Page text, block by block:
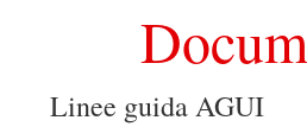
Linee guida AGUI